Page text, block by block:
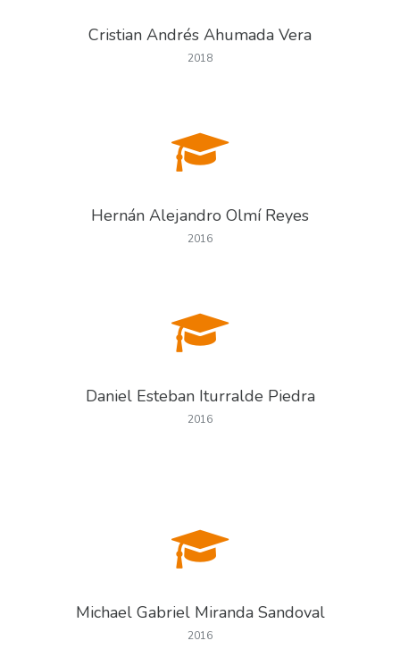
Cristian Andrés Ahumada Vera
2018
Hernán Alejandro Olmí Reyes
2016
Daniel Esteban Iturralde Piedra
2016
Michael Gabriel Miranda Sandoval
2016